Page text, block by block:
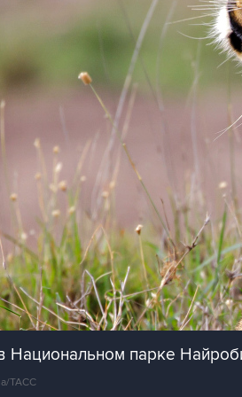
Национальном парке
ТАСС